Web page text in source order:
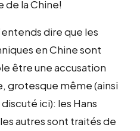
la Chine!
dire que les
en Chine sont
être une accusation
même (ainsi
discuté ici): les Hans
autres sont traités de